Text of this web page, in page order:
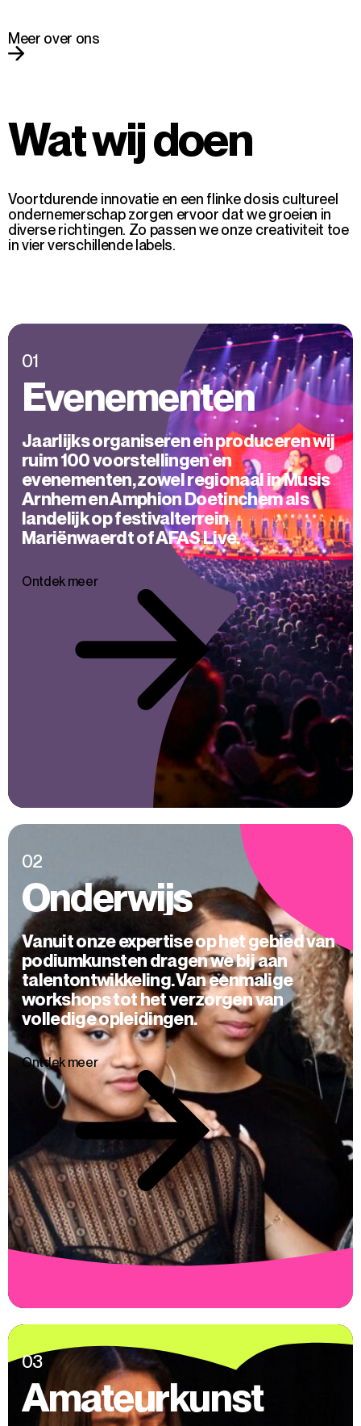
Meer over ons
Wat wij doen
Voortdurende innovatie en een flinke dosis cultureel
ondernemerschap zorgen ervoor dat we groeien in
diverse richtingen. Zo passen we onze creativiteit toe
in vier verschillende labels.
01
Evenementen
Jaarlijks organiseren en produceren wij
ruim 100 voorstellingen en
evenementen, zowel regionaal in Musis
Arnhem en Amphion Doetinchem als
landelijk op festivalterrein
Mariënwaerdt of AFAS Live.
Ontdek meer
02
Onderwijs
Vanuit onze expertise op het gebied van
podiumkunsten dragen we bij aan
talentontwikkeling. Van eenmalige
workshops tot het verzorgen van
volledige opleidingen.
Ontdek meer
03
Amateurkunst